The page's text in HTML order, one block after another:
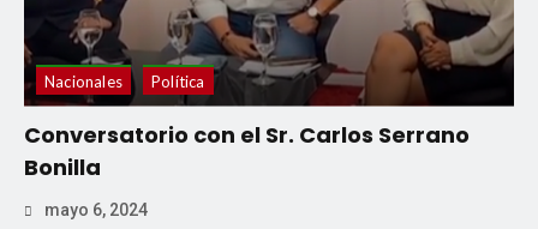
Nacionales Política
Conversatorio con el Sr. Carlos Serrano
Bonilla
mayo 6, 2024